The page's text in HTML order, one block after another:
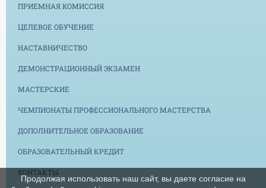
ПРИЕМНАЯ КОМИССИЯ
ЦЕЛЕВОЕ ОБУЧЕНИЕ
НАСТАВНИЧЕСТВО
ДЕМОНСТРАЦИОННЫЙ ЭКЗАМЕН
МАСТЕРСКИЕ
ЧЕМПИОНАТЫ ПРОФЕССИОНАЛЬНОГО МАСТЕРСТВА
ДОПОЛНИТЕЛЬНОЕ ОБРАЗОВАНИЕ
ОБРАЗОВАТЕЛЬНЫЙ КРЕДИТ
КОНТАКТЫ
Продолжая использовать наш сайт, вы даете согласие на